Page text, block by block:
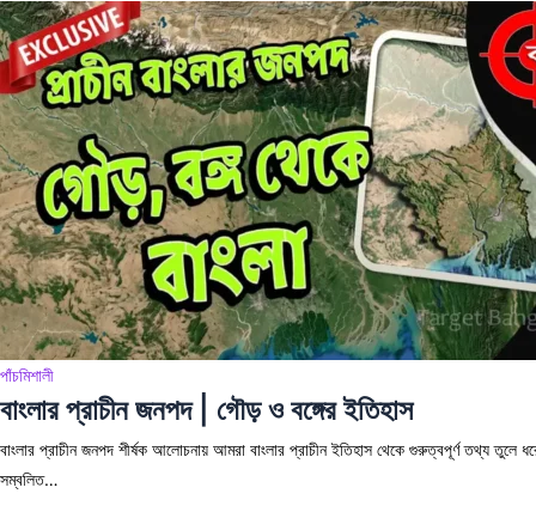
panel.
পাঁচমিশালী
বাংলার প্রাচীন জনপদ | গৌড় ও বঙ্গের ইতিহাস
বাংলার প্রাচীন জনপদ শীর্ষক আলোচনায় আমরা বাংলার প্রাচীন ইতিহাস থেকে গুরুত্বপূর্ণ তথ্য
সম্বলিত…